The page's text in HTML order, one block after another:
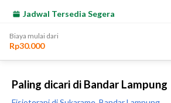
Paling dicari di Bandar Lampung